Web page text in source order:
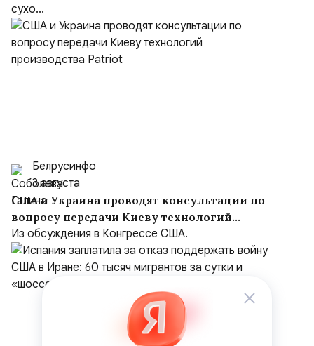
сухо...
Белрусинфо
3 августа
США и Украина проводят консультации по
вопросу передачи Киеву технологий
производства Patriot
Из обсуждения в Конгрессе США.